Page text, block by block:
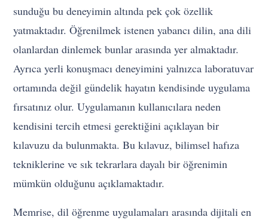
sunduğu bu deneyimin altında pek çok özellik
yatmaktadır. Öğrenilmek istenen yabancı dilin, ana dili
olanlardan dinlemek bunlar arasında yer almaktadır.
Ayrıca yerli konuşmacı deneyimini yalnızca laboratuvar
ortamında değil gündelik hayatın kendisinde uygulama
fırsatınız olur. Uygulamanın kullanıcılara neden
kendisini tercih etmesi gerektiğini açıklayan bir
kılavuzu da bulunmakta. Bu kılavuz, bilimsel hafıza
tekniklerine ve sık tekrarlara dayalı bir öğrenimin
mümkün olduğunu açıklamaktadır.
Memrise, dil öğrenme uygulamaları arasında dijitali en